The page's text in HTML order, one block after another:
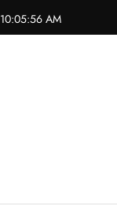
10:05:58 AM